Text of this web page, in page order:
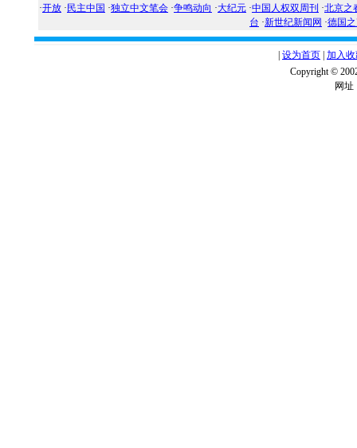
·开放 · 民主中国 ·独立中文笔会 ·争鸣动向 ·大纪元 ·中国人权双周刊 ·北京之
台 ·新世纪新闻网 ·德国
设为首页 加入
Copyright ©
网址